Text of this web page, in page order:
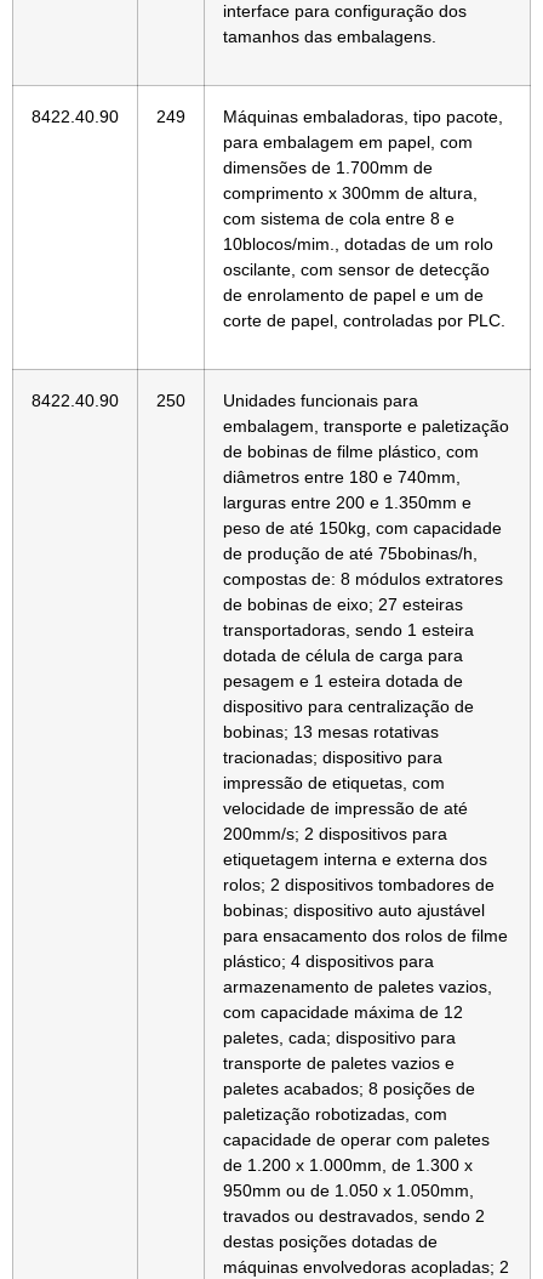
interface para configuração dos
tamanhos das embalagens.
8422.40.90 249
Máquinas embaladoras, tipo pacote,
para embalagem em papel, com
dimensões de 1.700mm de
comprimento x 300mm de altura,
com sistema de cola entre 8 e
10blocos/mim., dotadas de um rolo
oscilante, com sensor de detecção
de enrolamento de papel e um de
corte de papel, controladas por PLC.
8422.40.90 250
Unidades funcionais para
embalagem, transporte e paletização
de bobinas de filme plástico, com
diâmetros entre 180 e 740mm,
larguras entre 200 e 1.350mm e
peso de até 150kg, com capacidade
de produção de até 75bobinas/h,
compostas de: 8 módulos extratores
de bobinas de eixo; 27 esteiras
transportadoras, sendo 1 esteira
dotada de célula de carga para
pesagem e 1 esteira dotada de
dispositivo para centralização de
bobinas; 13 mesas rotativas
tracionadas; dispositivo para
impressão de etiquetas, com
velocidade de impressão de até
200mm/s; 2 dispositivos para
etiquetagem interna e externa dos
rolos; 2 dispositivos tombadores de
bobinas; dispositivo auto ajustável
para ensacamento dos rolos de filme
plástico; 4 dispositivos para
armazenamento de paletes vazios,
com capacidade máxima de 12
paletes, cada; dispositivo para
transporte de paletes vazios e
paletes acabados; 8 posições de
paletização robotizadas, com
capacidade de operar com paletes
de 1.200 x 1.000mm, de 1.300 x
950mm ou de 1.050 x 1.050mm,
travados ou destravados, sendo 2
destas posições dotadas de
máquinas envolvedoras acopladas; 2